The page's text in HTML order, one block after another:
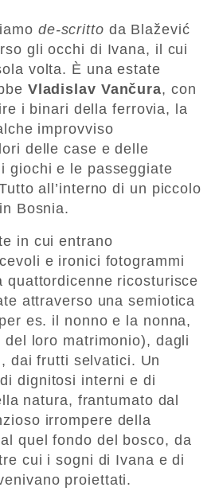
de-scritto da Blažević
gli occhi di Ivana, il cui
volta. È una estate
Vladislav Vančura, con
i binari della ferrovia, la
improvviso
delle case e delle
giochi e le passeggiate
all’interno di un piccolo
Bosnia.
in cui entrano
e ironici fotogrammi
quattordicenne ricosturisce
attraverso una semiotica
es. il nonno e la nonna,
loro matrimonio), dagli
dai frutti selvatici. Un
dignitosi interni e di
natura, frantumato dal
irrompere della
quel fondo del bosco, da
cui i sogni di Ivana e di
proiettati.